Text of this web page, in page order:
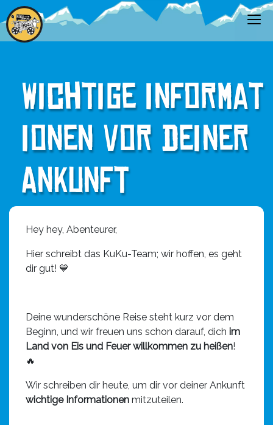
Wichtige informat
ionen vor deiner
Ankunft
Hey hey, Abenteurer,
Hier schreibt das KuKu-Team; wir hoffen, es geht
dir gut! 💙
Deine wunderschöne Reise steht kurz vor dem
Beginn, und wir freuen uns schon darauf, dich im
Land von Eis und Feuer willkommen zu heißen!
🔥
Wir schreiben dir heute, um dir vor deiner Ankunft
wichtige Informationen mitzuteilen.